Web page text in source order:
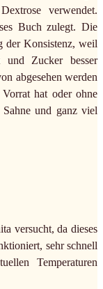
verwendet.
Buch zulegt. Die
der Konsistenz, weil
Zucker besser
abgesehen werden
hat oder ohne
und ganz viel
versucht, da dieses
sehr schnell
Temperaturen